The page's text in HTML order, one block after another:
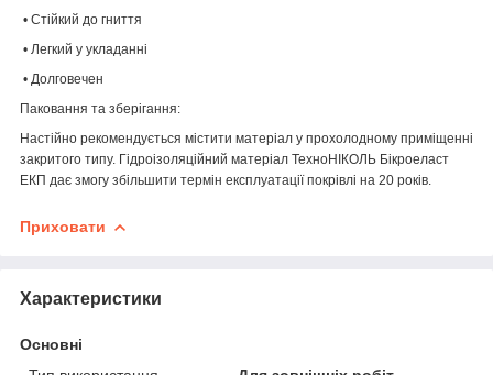
• Стійкий до гниття
• Легкий у укладанні
• Долговечен
Паковання та зберігання:
Настійно рекомендується містити матеріал у прохолодному приміщенні
закритого типу. Гідроізоляційний матеріал ТехноНІКОЛЬ Бікроеласт
ЕКП дає змогу збільшити термін експлуатації покрівлі на 20 років.
Приховати
Характеристики
Основні